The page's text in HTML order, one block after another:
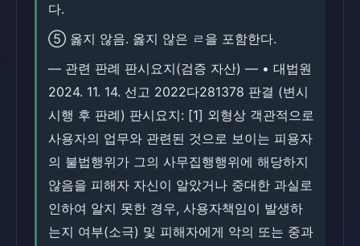
다.
⑤ 옳지 않음. 옳지 않은 ㄹ을 포함한다.
― 관련 판례 판시요지(검증 자산) ― • 대법원
2024. 11. 14. 선고 2022다281378 판결 (변시
시행 후 판례) 판시요지: [1] 외형상 객관적으로
사용자의 업무와 관련된 것으로 보이는 피용자
의 불법행위가 그의 사무집행행위에 해당하지
않음을 피해자 자신이 알았거나 중대한 과실로
인하여 알지 못한 경우, 사용자책임이 발생하
는지 여부(소극) 및 피해자에게 악의 또는 중과